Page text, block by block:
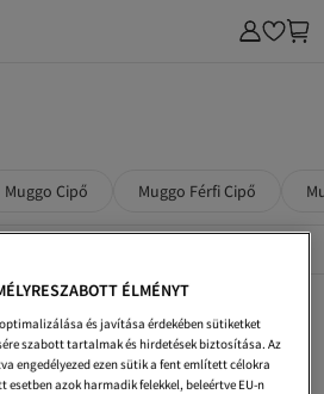
Muggo Cipő Muggo Férfi Cipő
Lapos Cipő
Muggo Edzőcipő
Muggo Fehér EdzőcipőkMuggo Női Edzőcipő
Muggo Fekete EdzőcipőMuggo Burgundi Cipő
ÉLMÉNYT
és javítása érdekében sütiketket
szabott tartalmak és hirdetések biztosítása. Az
engedélyezed ezen sütik a fent említett célokra
azok harmadik felekkel, beleértve EU-n